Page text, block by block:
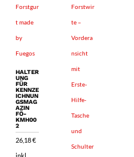
HALTER
UNG
FÜR
KENNZE
ICHNUN
GSMAG
AZIN
FÖ-
KMH00
2
26,18€
inkl.